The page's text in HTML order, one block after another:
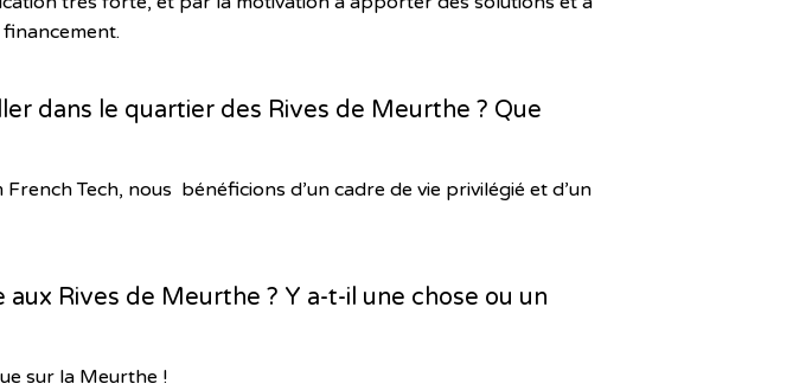
dans le quartier des Rives de Meurthe ? Que
Tech, nous bénéficions d’un cadre de vie privilégié et d’un
Rives de Meurthe ? Y a-t-il une chose ou un
sur la Meurthe !